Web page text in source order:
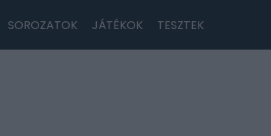
SOROZATOK JÁTÉKOK TESZTEK